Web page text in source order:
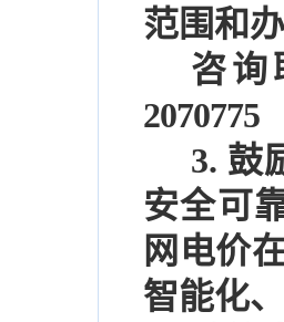
范围和
咨询
2070775
3. 鼓
安全可
网电价
智能化